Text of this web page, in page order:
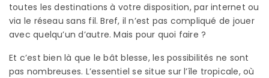
toutes les destinations à votre disposition, par internet ou
via le réseau sans fil. Bref, il n’est pas compliqué de jouer
avec quelqu’un d’autre. Mais pour quoi faire ?
Et c’est bien là que le bât blesse, les possibilités ne sont
pas nombreuses. L’essentiel se situe sur l’île tropicale, où